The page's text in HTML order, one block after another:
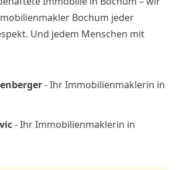
Bochum jeder
Und jedem Menschen mit
- Ihr Immobilienmaklerin in
- Ihr Immobilienmaklerin in